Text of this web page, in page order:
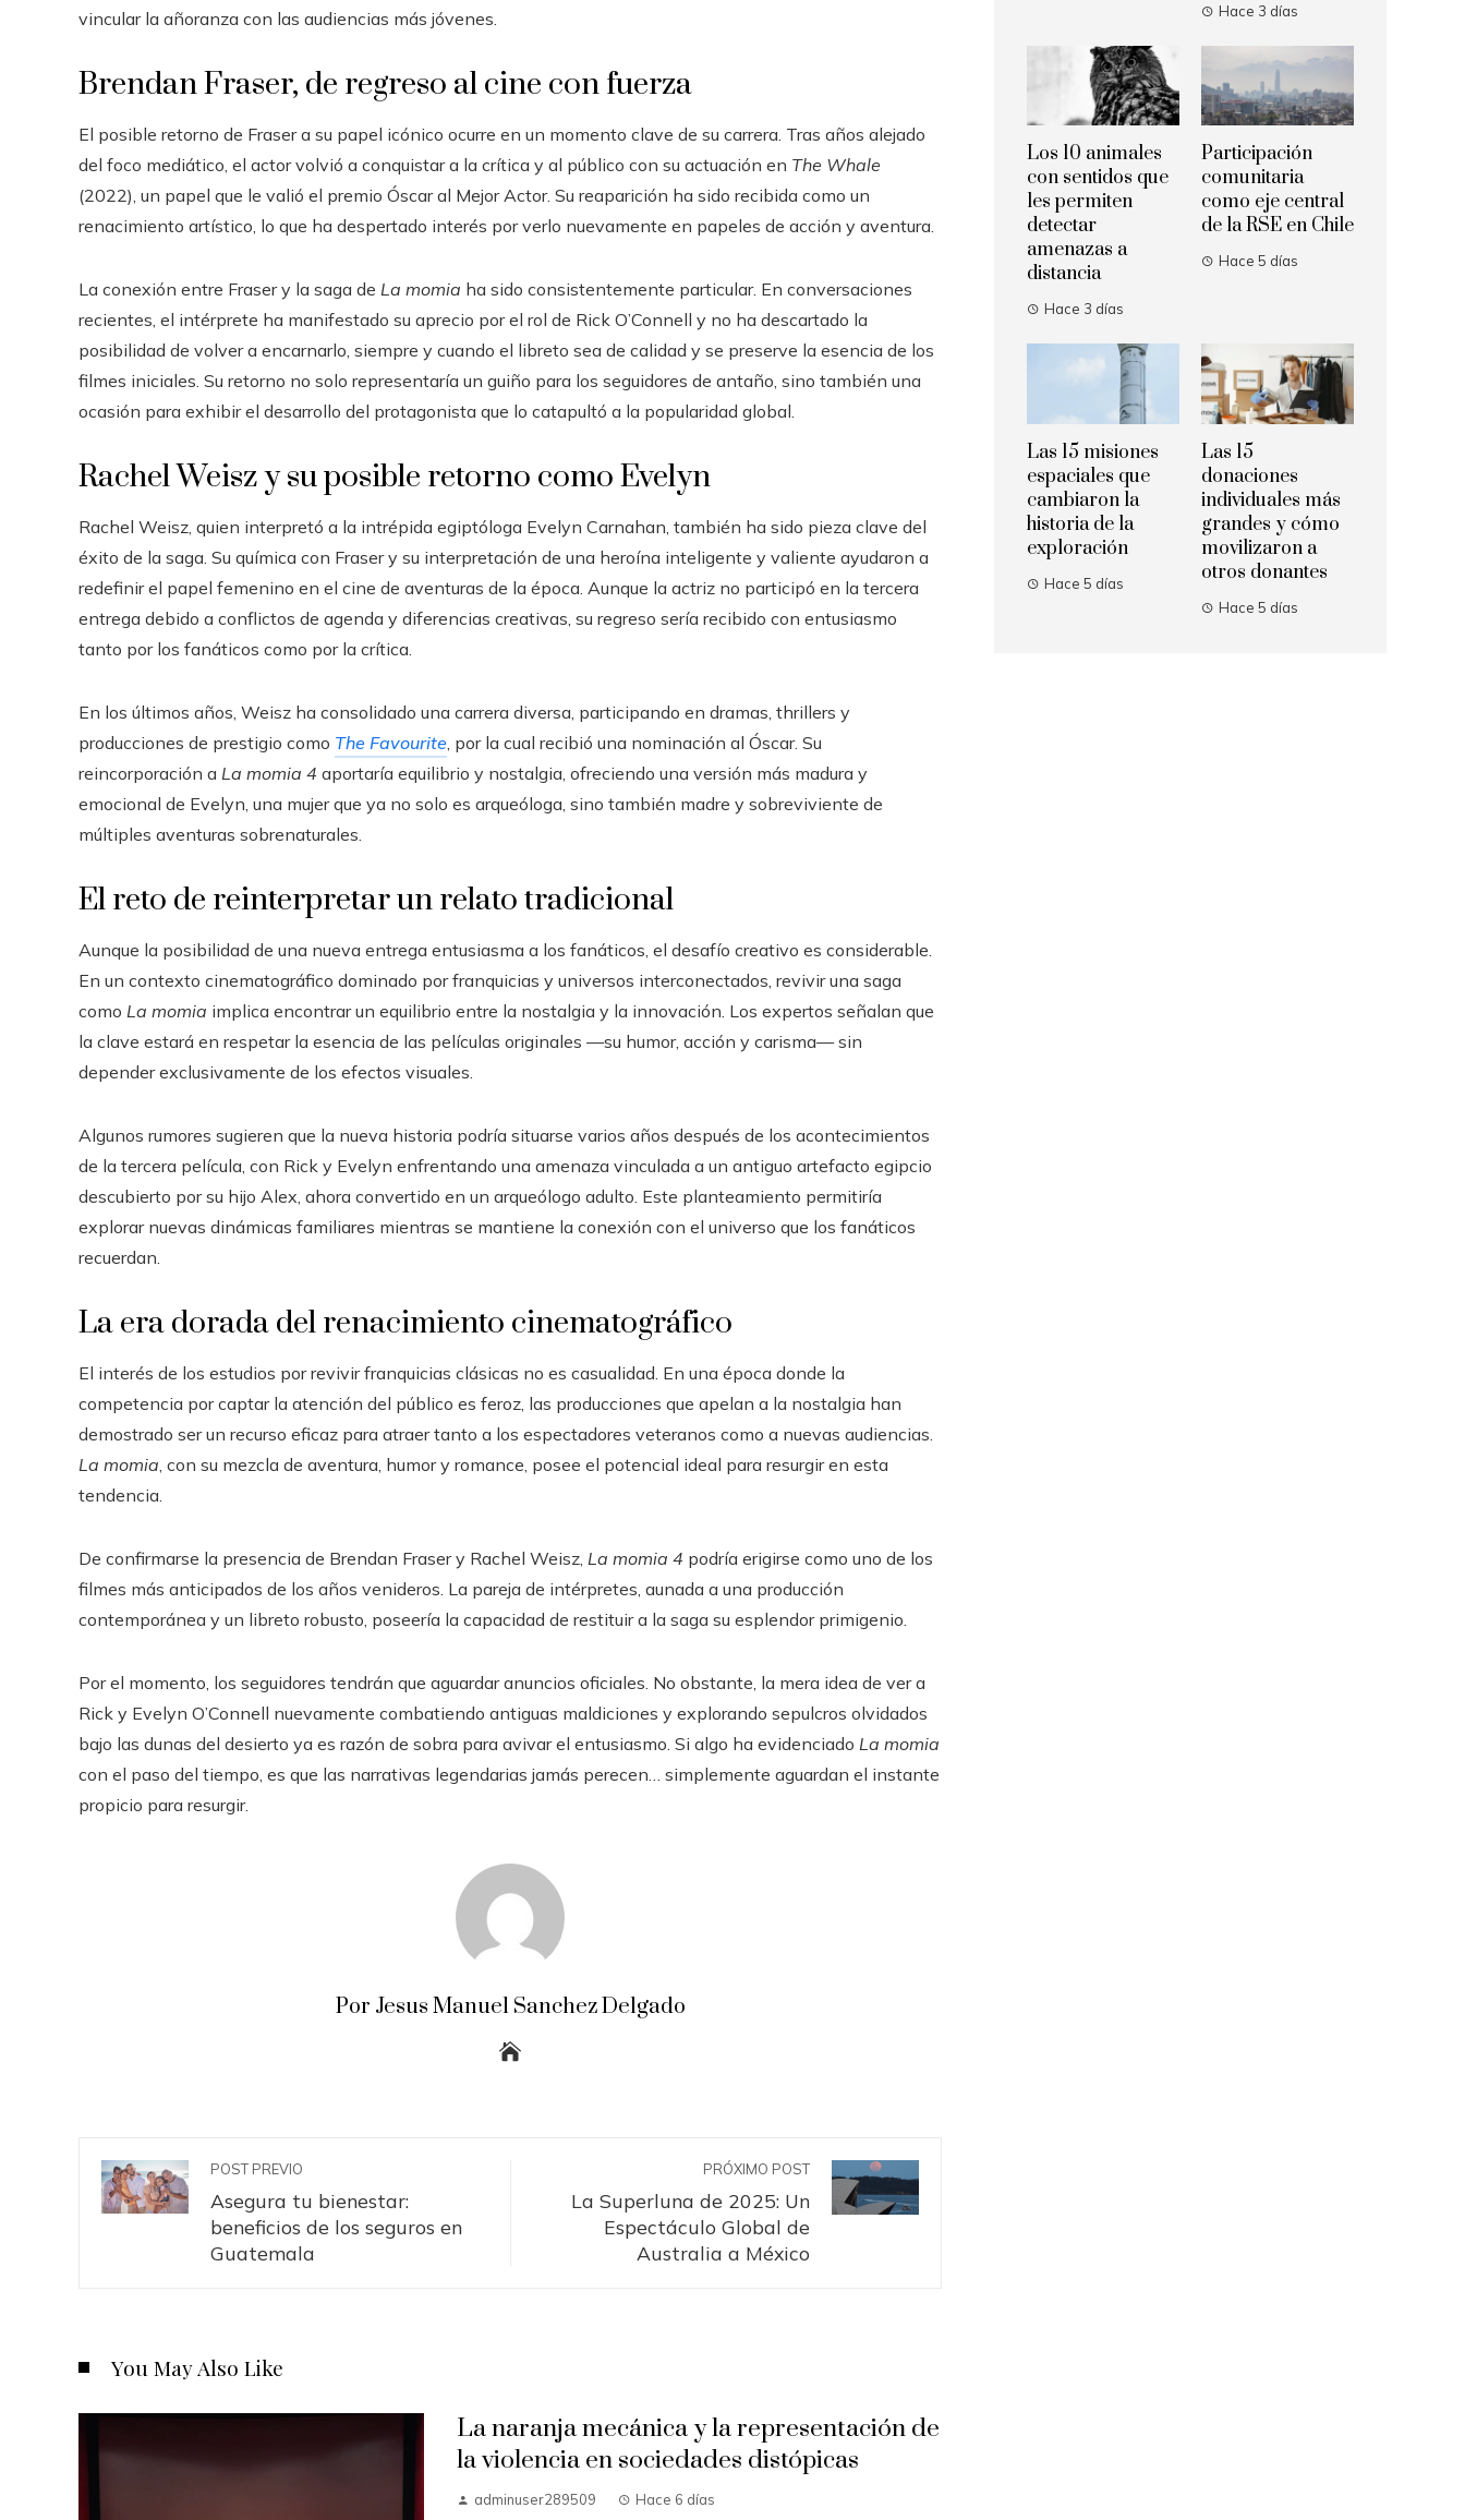
vincular la añoranza con las audiencias más jóvenes.
Brendan Fraser, de regreso al cine con fuerza
El posible retorno de Fraser a su papel icónico ocurre en un momento clave de su carrera. Tras años alejado
del foco mediático, el actor volvió a conquistar a la crítica y al público con su actuación en The Whale
(2022), un papel que le valió el premio Óscar al Mejor Actor. Su reaparición ha sido recibida como un
renacimiento artístico, lo que ha despertado interés por verlo nuevamente en papeles de acción y aventura.
La conexión entre Fraser y la saga de La momia ha sido consistentemente particular. En conversaciones
recientes, el intérprete ha manifestado su aprecio por el rol de Rick O’Connell y no ha descartado la
posibilidad de volver a encarnarlo, siempre y cuando el libreto sea de calidad y se preserve la esencia de los
filmes iniciales. Su retorno no solo representaría un guiño para los seguidores de antaño, sino también una
ocasión para exhibir el desarrollo del protagonista que lo catapultó a la popularidad global.
Rachel Weisz y su posible retorno como Evelyn
Rachel Weisz, quien interpretó a la intrépida egiptóloga Evelyn Carnahan, también ha sido pieza clave del
éxito de la saga. Su química con Fraser y su interpretación de una heroína inteligente y valiente ayudaron a
redefinir el papel femenino en el cine de aventuras de la época. Aunque la actriz no participó en la tercera
entrega debido a conflictos de agenda y diferencias creativas, su regreso sería recibido con entusiasmo
tanto por los fanáticos como por la crítica.
En los últimos años, Weisz ha consolidado una carrera diversa, participando en dramas, thrillers y
producciones de prestigio como The Favourite, por la cual recibió una nominación al Óscar. Su
reincorporación a La momia 4 aportaría equilibrio y nostalgia, ofreciendo una versión más madura y
emocional de Evelyn, una mujer que ya no solo es arqueóloga, sino también madre y sobreviviente de
múltiples aventuras sobrenaturales.
El reto de reinterpretar un relato tradicional
Aunque la posibilidad de una nueva entrega entusiasma a los fanáticos, el desafío creativo es considerable.
En un contexto cinematográfico dominado por franquicias y universos interconectados, revivir una saga
como La momia implica encontrar un equilibrio entre la nostalgia y la innovación. Los expertos señalan que
la clave estará en respetar la esencia de las películas originales —su humor, acción y carisma— sin
depender exclusivamente de los efectos visuales.
Algunos rumores sugieren que la nueva historia podría situarse varios años después de los acontecimientos
de la tercera película, con Rick y Evelyn enfrentando una amenaza vinculada a un antiguo artefacto egipcio
descubierto por su hijo Alex, ahora convertido en un arqueólogo adulto. Este planteamiento permitiría
explorar nuevas dinámicas familiares mientras se mantiene la conexión con el universo que los fanáticos
recuerdan.
La era dorada del renacimiento cinematográfico
El interés de los estudios por revivir franquicias clásicas no es casualidad. En una época donde la
competencia por captar la atención del público es feroz, las producciones que apelan a la nostalgia han
demostrado ser un recurso eficaz para atraer tanto a los espectadores veteranos como a nuevas audiencias.
La momia, con su mezcla de aventura, humor y romance, posee el potencial ideal para resurgir en esta
tendencia.
De confirmarse la presencia de Brendan Fraser y Rachel Weisz, La momia 4 podría erigirse como uno de los
filmes más anticipados de los años venideros. La pareja de intérpretes, aunada a una producción
contemporánea y un libreto robusto, poseería la capacidad de restituir a la saga su esplendor primigenio.
Por el momento, los seguidores tendrán que aguardar anuncios oficiales. No obstante, la mera idea de ver a
Rick y Evelyn O’Connell nuevamente combatiendo antiguas maldiciones y explorando sepulcros olvidados
bajo las dunas del desierto ya es razón de sobra para avivar el entusiasmo. Si algo ha evidenciado La momia
con el paso del tiempo, es que las narrativas legendarias jamás perecen… simplemente aguardan el instante
propicio para resurgir.
Por Jesus Manuel Sanchez Delgado
POST PREVIO
Asegura tu bienestar:
beneficios de los seguros en
Guatemala
PRÓXIMO POST
La Superluna de 2025: Un
Espectáculo Global de
Australia a México
You May Also Like
La naranja mecánica y la representación de
la violencia en sociedades distópicas
adminuser289509 Hace 6 días
Hace 3 días
Los 10 animales
con sentidos que
les permiten
detectar
amenazas a
distancia
Hace 3 días
Participación
comunitaria
como eje central
de la RSE en Chile
Hace 5 días
Las 15 misiones
espaciales que
cambiaron la
historia de la
exploración
Hace 5 días
Las 15
donaciones
individuales más
grandes y cómo
movilizaron a
otros donantes
Hace 5 días